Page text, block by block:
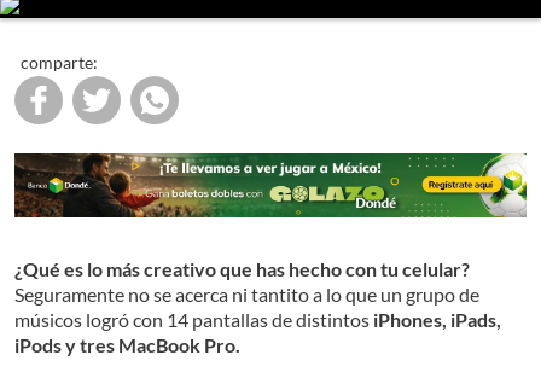
comparte:
¿Qué es lo más creativo que has hecho con tu celular?
Seguramente no se acerca ni tantito a lo que un grupo de
músicos logró con 14 pantallas de distintos iPhones, iPads,
iPods y tres MacBook Pro.